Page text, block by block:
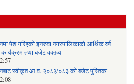
पेश गरिएको इनरुवा नगरपालिकाको आर्थिक वर्ष
कार्यक्रम तथा बजेट वक्तव्य
स्वीकृत आ.व. २०८२/०८३ को बजेट पुस्तिका